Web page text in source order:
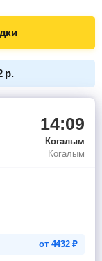
р.
14:09
Когалым
Когалым
от 4432₽